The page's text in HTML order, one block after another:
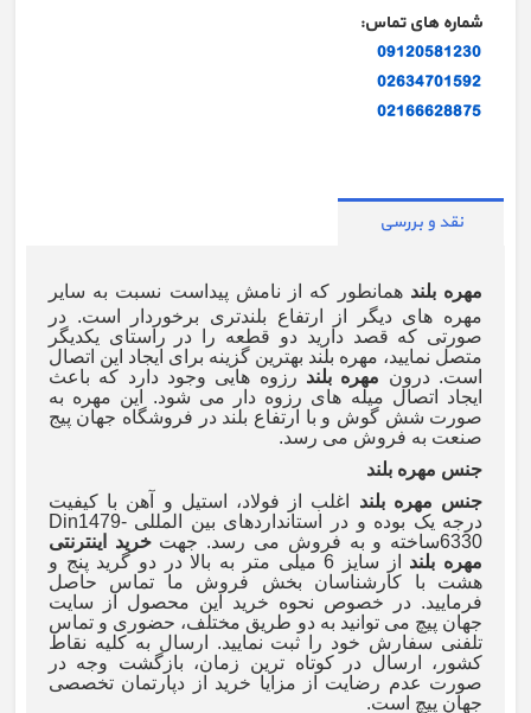
شماره های تماس:
09120581230
02634701592
02166628875
نقد و بررسی
مهره بلند همانطور که از نامش پیداست نسبت به سایر
مهره های دیگر از ارتفاع بلندتری برخوردار است. در
صورتی که قصد دارید دو قطعه را در راستای یکدیگر
متصل نمایید، مهره بلند بهترین گزینه برای ایجاد این اتصال
است. درون مهره بلند رزوه هایی وجود دارد که باعث
ایجاد اتصال میله های رزوه دار می شود. این مهره به
صورت شش گوش و با ارتفاع بلند در فروشگاه جهان پیج
صنعت به فروش می رسد.
جنس مهره بلند
جنس مهره بلند اغلب از فولاد، استیل و آهن با کیفیت
درجه یک بوده و در استانداردهای بین المللیDin1479-
6330ساخته و به فروش می رسد. جهتخرید اینترنتی
مهره بلند
از سایز 6 میلی متر به بالا در دو گرید پنج و
هشت با کارشناسان بخش فروش ما تماس حاصل
فرمایید. در خصوص نحوه خرید این محصول از سایت
جهان پیچ می توانید به دو طریق مختلف، حضوری و تماس
تلفنی سفارش خود را ثبت نمایید. ارسال به کلیه نقاط
کشور، ارسال در کوتاه ترین زمان، بازگشت وجه در
صورت عدم رضایت از مزایا خرید از دپارتمان تخصصی
جهان پیچ است.